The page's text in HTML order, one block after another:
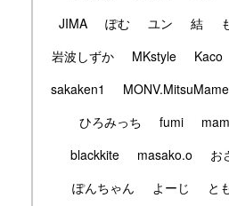
JIMA
ぽむ ユン 結
岩波しずか
MKstyle Kaco
sakaken1
ひろみっち
fumi
blackkite
masako.o
お
ぽんちゃん
よーじ
と